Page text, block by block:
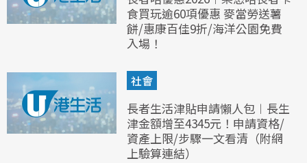
食買玩逾60項優惠 麥當勞送薯
餅/惠康百佳9折/海洋公園免費
入場！
社會
長者生活津貼申請懶人包︱長生
津金額增至4345元！申請資格/
資產上限/步驟一文看清（附網
上驗算連結）